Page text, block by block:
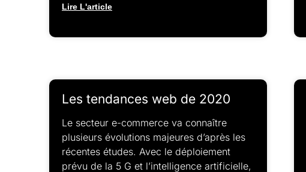
Lire L'article
Les tendances web de 2020
Le secteur e-commerce va connaître
plusieurs évolutions majeures d’après les
récentes études. Avec le déploiement
prévu de la 5 G et l’intelligence artificielle,